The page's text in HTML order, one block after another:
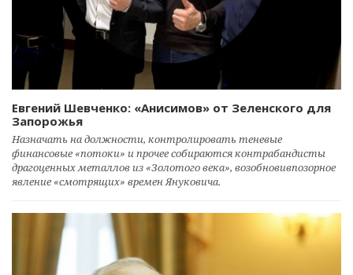
Евгений Шевченко: «Анисимов» от Зеленского для
Запорожья
Назначать на должности, контролировать теневые
финансовые «потоки» и прочее собираются контрабандисты
драгоценных металлов из «Золотого века», возобновивпозорное
явление «смотрящих» времен Януковича.